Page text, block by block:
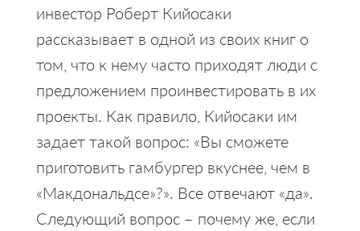
инвестор Роберт Кийосаки
рассказывает в одной из своих книг о
том, что к нему часто приходят люди с
предложением проинвестировать в их
проекты. Как правило, Кийосаки им
задает такой вопрос: «Вы сможете
приготовить гамбургер вкуснее, чем в
«Макдональдсе»?». Все отвечают «да».
Следующий вопрос – почему же, если